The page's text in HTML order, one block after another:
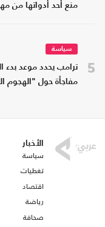
منع أحد أدواتها من
5
سياسة
ترامب يحدد موعد
مفاجأة حول "الهجوم
الأخبار
سياسة
تغطيات
اقتصاد
رياضة
صحافة